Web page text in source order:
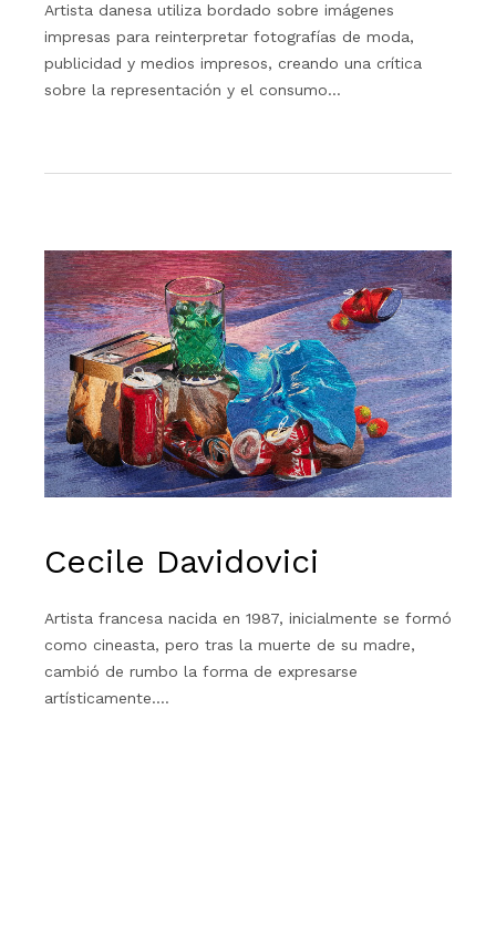
Artista danesa utiliza bordado sobre imágenes
impresas para reinterpretar fotografías de moda,
publicidad y medios impresos, creando una crítica
sobre la representación y el consumo…
Cecile Davidovici
Artista francesa nacida en 1987, inicialmente se formó
como cineasta, pero tras la muerte de su madre,
cambió de rumbo la forma de expresarse
artísticamente.…